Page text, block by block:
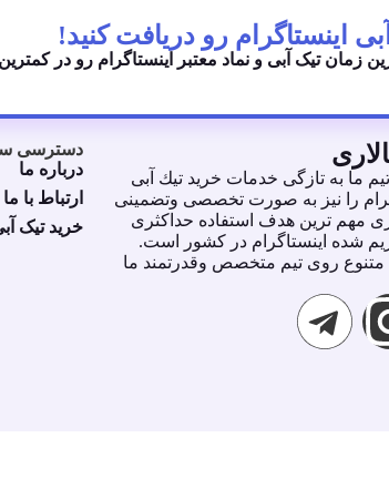
زمان تیک آبی و نماد معتبر اینستاگرام رو در
ما به تازگى خدمات خريد تيك آبى
را نيز به صورت تخصصى وتضمينى
مهم ترين هدف استفاده حداكثرى
شده اينستاگرام در كشور است.
متنوع روى تيم متخصص وقدرتمند ما
دسترسی
درباره ما
ارتباط با ما
خرید تیک